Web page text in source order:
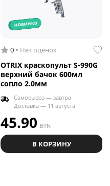
новинка
0 Нет оценок
OTRIX краскопульт S-990G
верхний бачок 600мл
сопло 2.0мм
Самовывоз — завтра
Доставка — 11 августа
45.90 BYN
В КОРЗИНУ